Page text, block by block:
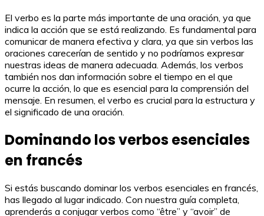
El verbo es la parte más importante de una oración, ya que
indica la acción que se está realizando. Es fundamental para
comunicar de manera efectiva y clara, ya que sin verbos las
oraciones carecerían de sentido y no podríamos expresar
nuestras ideas de manera adecuada. Además, los verbos
también nos dan información sobre el tiempo en el que
ocurre la acción, lo que es esencial para la comprensión del
mensaje. En resumen, el verbo es crucial para la estructura y
el significado de una oración.
Dominando los verbos esenciales
en francés
Si estás buscando dominar los verbos esenciales en francés,
has llegado al lugar indicado. Con nuestra guía completa,
aprenderás a conjugar verbos como “être” y “avoir” de